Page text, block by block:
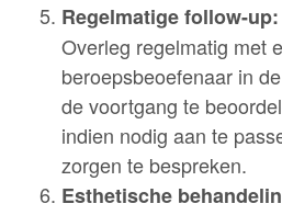
Regelmatige follow-up:
Overleg regelmatig met
beroepsbeoefenaar in
de voortgang te
indien nodig aan te
zorgen te bespreken.
Esthetische